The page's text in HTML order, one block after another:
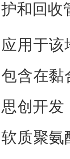
护和回收
应用于
包含在黏
思创开发
软质聚氨